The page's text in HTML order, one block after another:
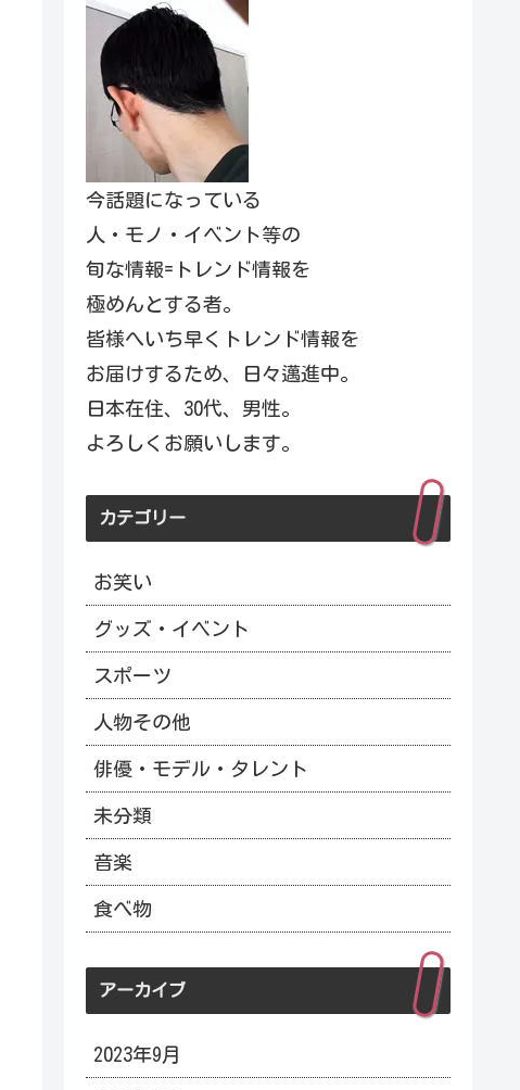
今話題になっている
人・モノ・イベント等の
旬な情報=トレンド情報を
極めんとする者。
皆様へいち早くトレンド情報を
お届けするため、日々邁進中。
日本在住、30代、男性。
よろしくお願いします。
カテゴリー
お笑い
グッズ・イベント
スポーツ
人物その他
俳優・モデル・タレント
未分類
音楽
食べ物
アーカイブ
2023年9月